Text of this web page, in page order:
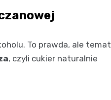
To prawda, ale temat
, czyli cukier naturalnie